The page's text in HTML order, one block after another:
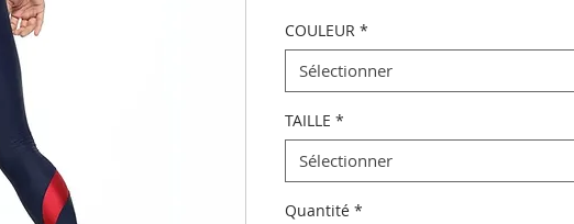
COULEUR *
Sélectionner
TAILLE *
Sélectionner
Quantité *